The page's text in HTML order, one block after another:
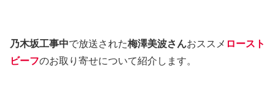
乃木坂工事中で放送された梅澤美波さんおススメ ロースト
ビーフのお取り寄せについて紹介します。